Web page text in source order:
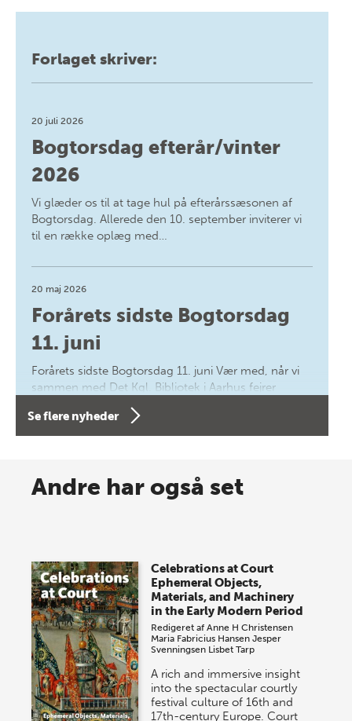
Forlaget skriver:
20 juli 2026
Bogtorsdag efterår/vinter
2026
Vi glæder os til at tage hul på efterårssæsonen af
Bogtorsdag. Allerede den 10. september inviterer vi
til en række oplæg med…
20 maj 2026
Forårets sidste Bogtorsdag
11. juni
Forårets sidste Bogtorsdag 11. juni Vær med, når vi
sammen med Det Kgl. Bibliotek i Aarhus fejrer
forfatterne bag vores nyes…
Spar op til 70% til sommer-
onsdag den 10. j…
Se flere nyheder
Andre har også set
Celebrations at Court
Ephemeral Objects,
Materials, and Machinery
in the Early Modern Period
Redigeret afAnne H Christensen
Maria Fabricius Hansen Jesper
Svenningsen Lisbet Tarp
A rich and immersive insight
into the spectacular courtly
festival culture of 16th and
17th-century Europe. Court